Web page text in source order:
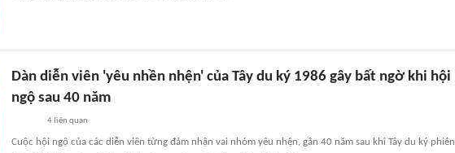
Dàn diễn viên 'yêu nhền nhện' của Tây du ký 1986 gây bất ngờ khi hội
ngộ sau 40 năm
4 liên quan
Cuộc hội ngộ của các diễn viên từng đảm nhận vai nhóm yêu nhện, gần 40 năm sau khi Tây du ký phiên